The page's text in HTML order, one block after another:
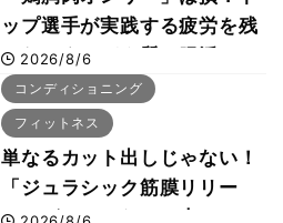
ップ選手が実践する疲労を残
さないタンパク質＆腸活コン
ボ
2026/8/6
コンディショニング
フィットネス
単なるカット出しじゃない！
「ジュラシック筋膜リリー
ス」が口コミだけで大ヒット